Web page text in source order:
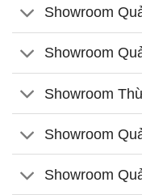
Showroom
Showroom
Showroom
Showroom
Showroom